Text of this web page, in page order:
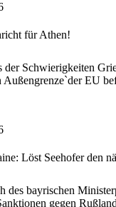
für Athen!
der Schwierigkeiten
Außengrenze`der EU
Löst Seehofer den
des bayrischen
gegen